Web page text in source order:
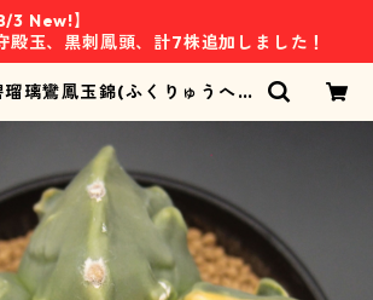
3 New!】
殿玉、黒刺鳳頭、計7株追加しました！
瑠璃鸞鳳玉錦(ふくりゅうへき
OKU